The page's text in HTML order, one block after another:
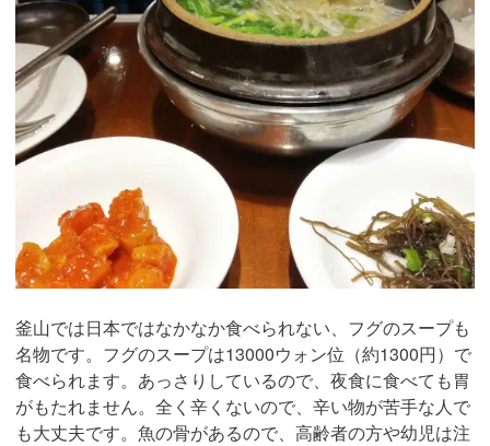
釜山では日本ではなかなか食べられない、フグのスープも
名物です。フグのスープは13000ウォン位（約1300円）で
食べられます。あっさりしているので、夜食に食べても胃
がもたれません。全く辛くないので、辛い物が苦手な人で
も大丈夫です。魚の骨があるので、高齢者の方や幼児は注